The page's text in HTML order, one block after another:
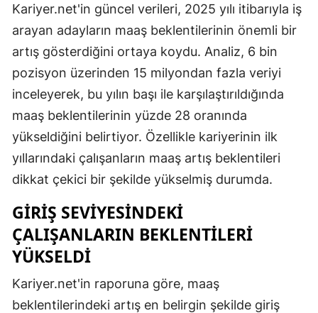
Kariyer.net'in güncel verileri, 2025 yılı itibarıyla iş
arayan adayların maaş beklentilerinin önemli bir
artış gösterdiğini ortaya koydu. Analiz, 6 bin
pozisyon üzerinden 15 milyondan fazla veriyi
inceleyerek, bu yılın başı ile karşılaştırıldığında
maaş beklentilerinin yüzde 28 oranında
yükseldiğini belirtiyor. Özellikle kariyerinin ilk
yıllarındaki çalışanların maaş artış beklentileri
dikkat çekici bir şekilde yükselmiş durumda.
GIRIŞ SEVIYESINDEKI
ÇALIŞANLARIN BEKLENTILERI
YÜKSELDI
Kariyer.net'in raporuna göre, maaş
beklentilerindeki artış en belirgin şekilde giriş